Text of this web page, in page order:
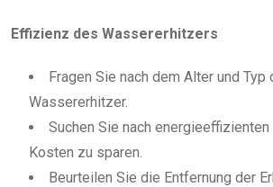
Effizienz des Wassererhitzers
Fragen Sie nach dem Alter und
Wassererhitzer.
Suchen Sie nach
Kosten zu sparen.
Beurteilen Sie die Entfernung der